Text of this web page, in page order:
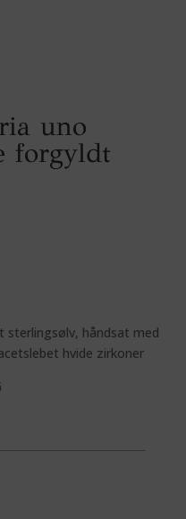
uno
forgyldt
sterlingsølv, håndsat med
hvide zirkoner